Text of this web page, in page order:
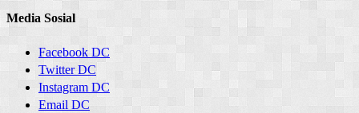
Media Sosial
Facebook DC
Twitter DC
Instagram DC
Email DC